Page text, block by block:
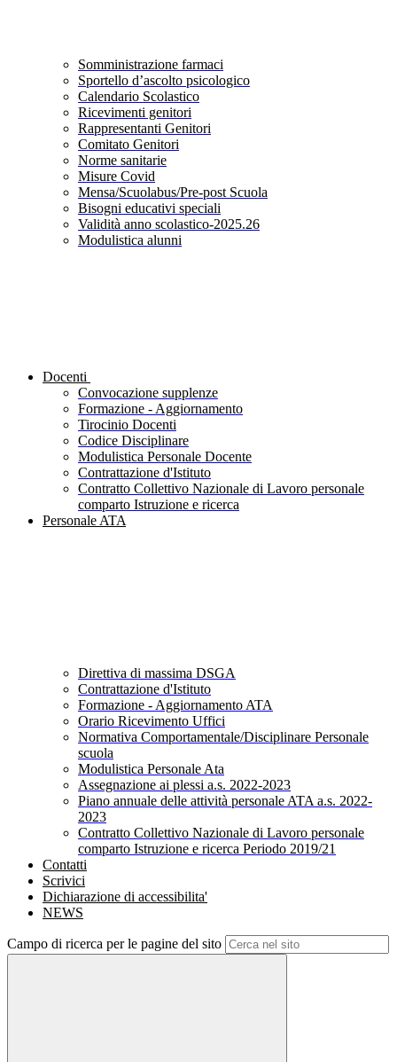
Somministrazione farmaci
Sportello d’ascolto psicologico
Calendario Scolastico
Ricevimenti genitori
Rappresentanti Genitori
Comitato Genitori
Norme sanitarie
Misure Covid
Mensa/Scuolabus/Pre-post Scuola
Bisogni educativi speciali
Validità anno scolastico-2025.26
Modulistica alunni
Docenti
Convocazione supplenze
Formazione - Aggiornamento
Tirocinio Docenti
Codice Disciplinare
Modulistica Personale Docente
Contrattazione d'Istituto
Contratto Collettivo Nazionale di Lavoro personale
comparto Istruzione e ricerca
Personale ATA
Direttiva di massima DSGA
Contrattazione d'Istituto
Formazione - Aggiornamento ATA
Orario Ricevimento Uffici
Normativa Comportamentale/Disciplinare Personale
scuola
Modulistica Personale Ata
Assegnazione ai plessi a.s. 2022-2023
Piano annuale delle attività personale ATA a.s. 2022-
2023
Contratto Collettivo Nazionale di Lavoro personale
comparto Istruzione e ricerca Periodo 2019/21
Contatti
Scrivici
Dichiarazione di accessibilita'
NEWS
Campo di ricerca per le pagine del sito